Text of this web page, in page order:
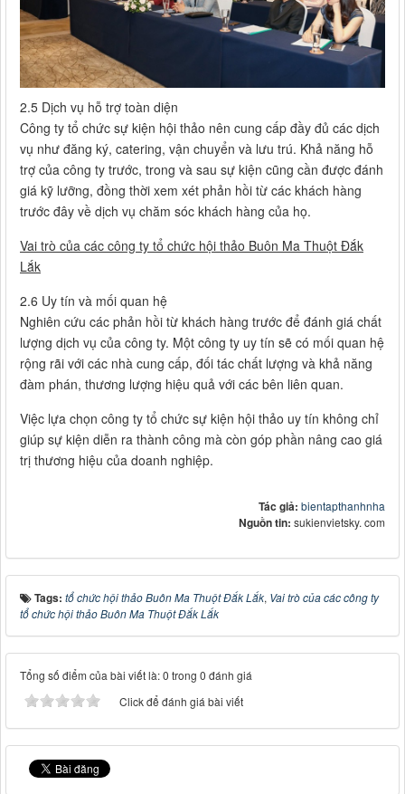
2.5 Dịch vụ hỗ trợ toàn diện
Công ty tổ chức sự kiện hội thảo nên cung cấp đầy đủ các dịch
vụ như đăng ký, catering, vận chuyển và lưu trú. Khả năng hỗ
trợ của công ty trước, trong và sau sự kiện cũng cần được đánh
giá kỹ lưỡng, đồng thời xem xét phản hồi từ các khách hàng
trước đây về dịch vụ chăm sóc khách hàng của họ.
Vai trò của các công ty tổ chức hội thảo Buôn Ma Thuột Đắk
Lắk
2.6 Uy tín và mối quan hệ
Nghiên cứu các phản hồi từ khách hàng trước để đánh giá chất
lượng dịch vụ của công ty. Một công ty uy tín sẽ có mối quan hệ
rộng rãi với các nhà cung cấp, đối tác chất lượng và khả năng
đàm phán, thương lượng hiệu quả với các bên liên quan.
Việc lựa chọn công ty tổ chức sự kiện hội thảo uy tín không chỉ
giúp sự kiện diễn ra thành công mà còn góp phần nâng cao giá
trị thương hiệu của doanh nghiệp.
Tác giả: bientapthanhnha
Nguồn tin: sukienvietsky. com
Tags: tổ chức hội thảo Buôn Ma Thuột Đắk Lắk, Vai trò của các công ty
tổ chức hội thảo Buôn Ma Thuột Đắk Lắk
Tổng số điểm của bài viết là: 0 trong 0 đánh giá
Click để đánh giá bài viết